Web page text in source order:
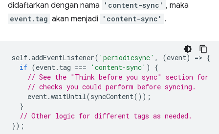
didaftarkan dengan nama
'content-sync' , maka
event.tag akan menjadi 'content-sync' .
self.addEventListener( 'periodicsync' , (event) => {
if (event. tag === 'content-sync' )
{
// See the "Think before you sync" section for
// checks you could perform before syncing.
event.waitUntil(syncContent());
}
// Other logic for different tags as needed.
});